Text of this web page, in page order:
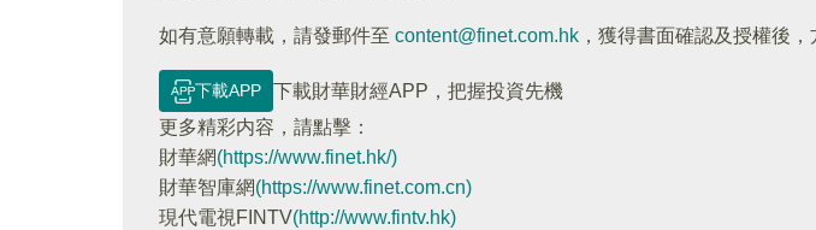
如有意願轉載，請發郵件至 content@finet.com.hk ，獲得書面確認及授權後，
下載APP
下載財華財經APP，把握投資先機
更多精彩内容，請點擊：
財華網(https://www.finet.hk/)
財華智庫網(https://www.finet.com.cn)
現代電視FINTV(http://www.fintv.hk)